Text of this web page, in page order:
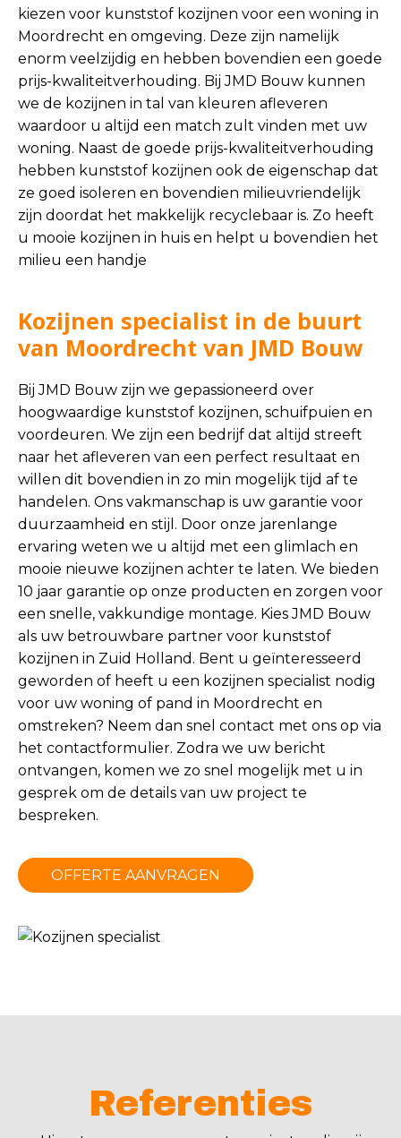
kiezen voor kunststof kozijnen voor een woning in
Moordrecht en omgeving. Deze zijn namelijk
enorm veelzijdig en hebben bovendien een goede
prijs-kwaliteitverhouding. Bij JMD Bouw kunnen
we de kozijnen in tal van kleuren afleveren
waardoor u altijd een match zult vinden met uw
woning. Naast de goede prijs-kwaliteitverhouding
hebben kunststof kozijnen ook de eigenschap dat
ze goed isoleren en bovendien milieuvriendelijk
zijn doordat het makkelijk recyclebaar is. Zo heeft
u mooie kozijnen in huis en helpt u bovendien het
milieu een handje
Kozijnen specialist in de buurt
van Moordrecht van JMD Bouw
Bij JMD Bouw zijn we gepassioneerd over
hoogwaardige kunststof kozijnen, schuifpuien en
voordeuren. We zijn een bedrijf dat altijd streeft
naar het afleveren van een perfect resultaat en
willen dit bovendien in zo min mogelijk tijd af te
handelen. Ons vakmanschap is uw garantie voor
duurzaamheid en stijl. Door onze jarenlange
ervaring weten we u altijd met een glimlach en
mooie nieuwe kozijnen achter te laten. We bieden
10 jaar garantie op onze producten en zorgen voor
een snelle, vakkundige montage. Kies JMD Bouw
als uw betrouwbare partner voor kunststof
kozijnen in Zuid Holland. Bent u geïnteresseerd
geworden of heeft u een kozijnen specialist nodig
voor uw woning of pand in Moordrecht en
omstreken? Neem dan snel contact met ons op via
het contactformulier. Zodra we uw bericht
ontvangen, komen we zo snel mogelijk met u in
gesprek om de details van uw project te
bespreken.
OFFERTE AANVRAGEN
Referenties